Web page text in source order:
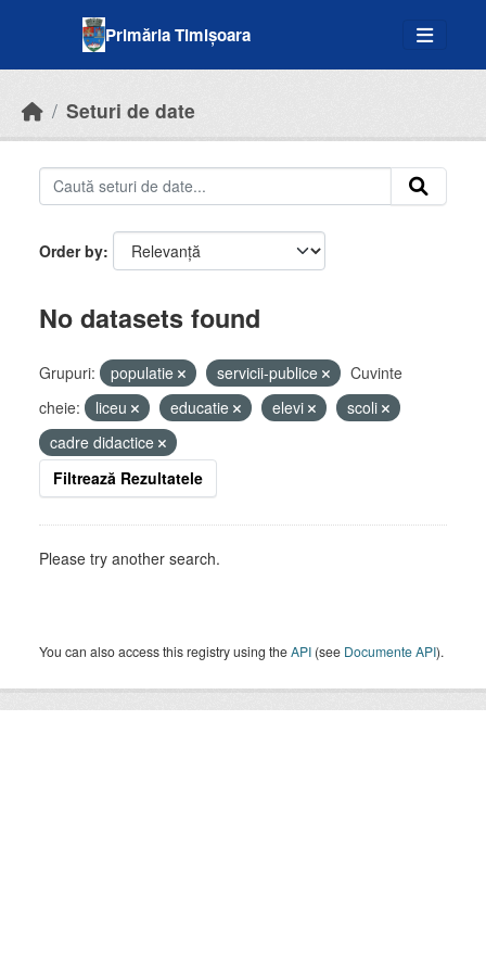
Primăria Timișoara
Seturi de date
Order by
No datasets found
Grupuri: populatie servicii-publice
Cuvinte
cheie:
liceu educatie elevi
scoli
cadre didactice
Filtrează Rezultatele
Please try another search.
You can also access this registry using theAPI (see Documente API).